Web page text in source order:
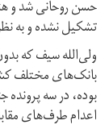
حسن روحانی شد و
تشکیل نشده و به
ولی‌‌الله سیف که
بانک‌های مختلف
بوده، در سه
اعدام طرف‌های